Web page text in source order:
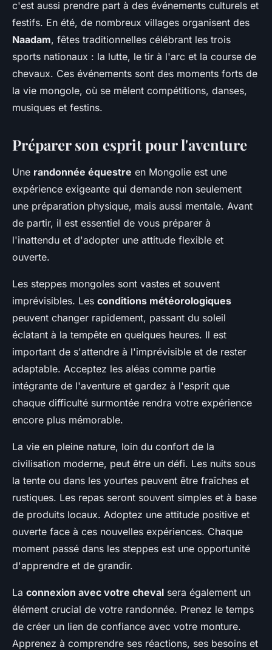
c'est aussi prendre part à des événements culturels et
festifs. En été, de nombreux villages organisent des
Naadam, fêtes traditionnelles célébrant les trois
sports nationaux : la lutte, le tir à l'arc et la course de
chevaux. Ces événements sont des moments forts de
la vie mongole, où se mêlent compétitions, danses,
musiques et festins.
Préparer son esprit pour l'aventure
Une randonnée équestre en Mongolie est une
expérience exigeante qui demande non seulement
une préparation physique, mais aussi mentale. Avant
de partir, il est essentiel de vous préparer à
l'inattendu et d'adopter une attitude flexible et
ouverte.
Les steppes mongoles sont vastes et souvent
imprévisibles. Les conditions météorologiques
peuvent changer rapidement, passant du soleil
éclatant à la tempête en quelques heures. Il est
important de s'attendre à l'imprévisible et de rester
adaptable. Acceptez les aléas comme partie
intégrante de l'aventure et gardez à l'esprit que
chaque difficulté surmontée rendra votre expérience
encore plus mémorable.
La vie en pleine nature, loin du confort de la
civilisation moderne, peut être un défi. Les nuits sous
la tente ou dans les yourtes peuvent être fraîches et
rustiques. Les repas seront souvent simples et à base
de produits locaux. Adoptez une attitude positive et
ouverte face à ces nouvelles expériences. Chaque
moment passé dans les steppes est une opportunité
d'apprendre et de grandir.
La connexion avec votre cheval sera également un
élément crucial de votre randonnée. Prenez le temps
de créer un lien de confiance avec votre monture.
Apprenez à comprendre ses réactions, ses besoins et